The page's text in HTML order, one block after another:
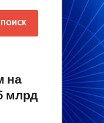
на
млрд